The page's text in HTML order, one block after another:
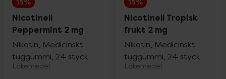
Nicotinell
Peppermint 2 mg
Nikotin, Medicinskt
tuggummi, 24 styck
Läkemedel
Nicotinell Tropisk
frukt 2 mg
Nikotin, Medicinskt
tuggummi, 24 styck
Läkemedel